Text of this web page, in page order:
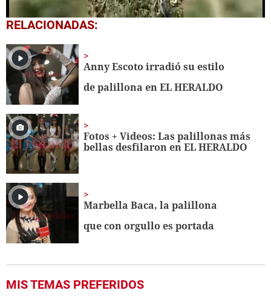
0
seconds
58
seconds
RELACIONADAS:
Anny Escoto irradió su estilo
de palillona en EL HERALDO
Fotos + Videos: Las palillonas más
bellas desfilaron en EL HERALDO
Marbella Baca, la palillona
que con orgullo es portada
MIS TEMAS PREFERIDOS